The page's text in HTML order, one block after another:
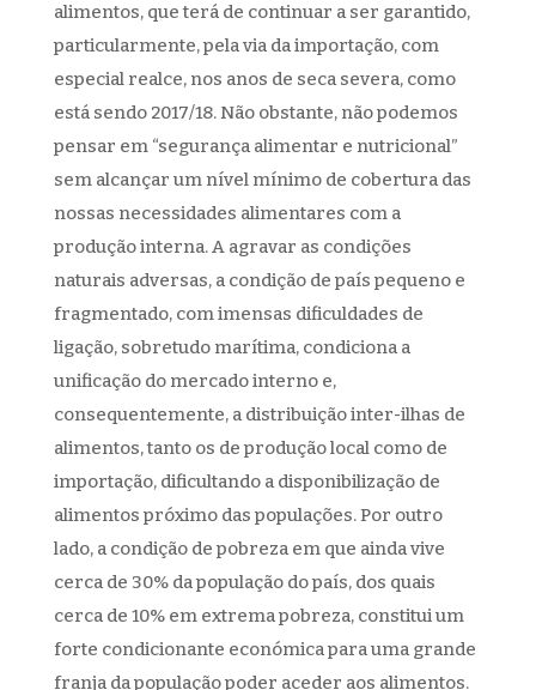
alimentos, que terá de continuar a ser garantido,
particularmente, pela via da importação, com
especial realce, nos anos de seca severa, como
está sendo 2017/18. Não obstante, não podemos
pensar em “segurança alimentar e nutricional”
sem alcançar um nível mínimo de cobertura das
nossas necessidades alimentares com a
produção interna. A agravar as condições
naturais adversas, a condição de país pequeno e
fragmentado, com imensas dificuldades de
ligação, sobretudo marítima, condiciona a
unificação do mercado interno e,
consequentemente, a distribuição inter-ilhas de
alimentos, tanto os de produção local como de
importação, dificultando a disponibilização de
alimentos próximo das populações. Por outro
lado, a condição de pobreza em que ainda vive
cerca de 30% da população do país, dos quais
cerca de 10% em extrema pobreza, constitui um
forte condicionante económica para uma grande
franja da população poder aceder aos alimentos.